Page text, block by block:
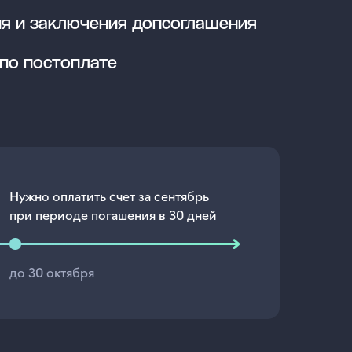
и заключения допсоглашения
постоплате
Нужно оплатить счет за сентябрь
при периоде погашения в 30 дней
до 30 октября